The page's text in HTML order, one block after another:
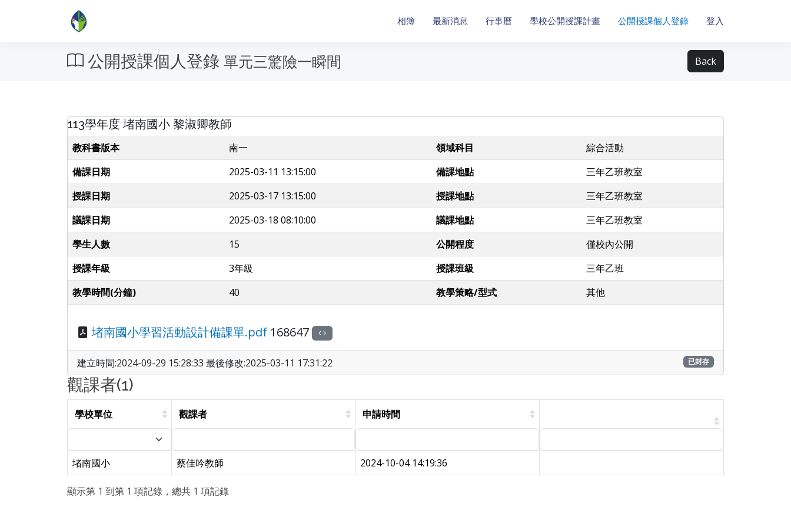
相簿 最新消息 行事曆 學校公開授課計畫 公開授課個人登錄 登入
公開授課個人登錄 單元三驚險一瞬間 Back
113學年度 堵南國小 黎淑卿教師
教科書版本 南一 領域科目
綜合活動
備課日期
2025-03-11 13:15:00 備課地點
三年乙班教室
授課日期
2025-03-17 13:15:00 授課地點
三年乙班教室
議課日期
2025-03-18 08:10:00 議課地點
三年乙班教室
學生人數
15 公開程度
僅校內公開
授課年級
3年級 授課班級
三年乙班
教學時間(分鐘)
40 教學策略/型式 其他
堵南國小學習活動設計備課單.pdf 168647
建立時間:2024-09-29 15:28:33 最後修改:2025-03-11 17:31:22 已封存
觀課者(1)
學校單位 觀課者 申請時間
堵南國小 蔡佳吟教師 2024-10-04 14:19:36
顯示第 1 到第 1 項記錄，總共 1 項記錄